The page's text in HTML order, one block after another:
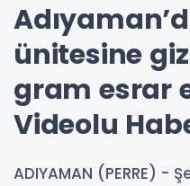
ünitesine
gram esrar
Videolu
ADIYAMAN (PERRE) -